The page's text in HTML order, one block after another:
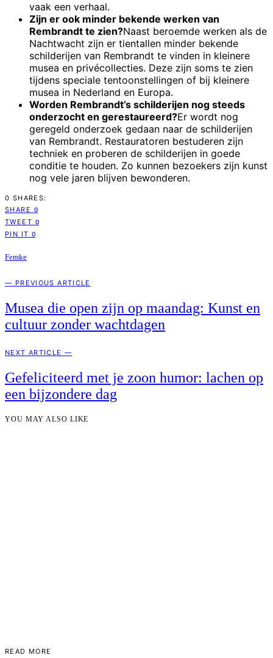
vaak een verhaal.
Zijn er ook minder bekende werken van
Rembrandt te zien?Naast beroemde werken als de
Nachtwacht zijn er tientallen minder bekende
schilderijen van Rembrandt te vinden in kleinere
musea en privécollecties. Deze zijn soms te zien
tijdens speciale tentoonstellingen of bij kleinere
musea in Nederland en Europa.
Worden Rembrandt’s schilderijen nog steeds
onderzocht en gerestaureerd?Er wordt nog
geregeld onderzoek gedaan naar de schilderijen
van Rembrandt. Restauratoren bestuderen zijn
techniek en proberen de schilderijen in goede
conditie te houden. Zo kunnen bezoekers zijn kunst
nog vele jaren blijven bewonderen.
0 SHARES:
SHARE 0
TWEET 0
PIN IT 0
Femke
— PREVIOUS ARTICLE
Musea die open zijn op maandag: Kunst en
cultuur zonder wachtdagen
NEXT ARTICLE —
Gefeliciteerd met je zoon humor: lachen op
een bijzondere dag
YOU MAY ALSO LIKE
READ MORE